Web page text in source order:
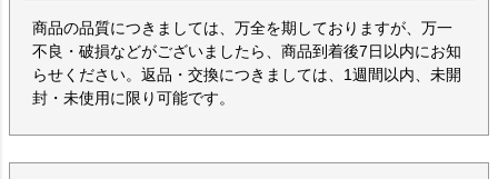
商品の品質につきましては、万全を期しておりますが、万一
不良・破損などがございましたら、商品到着後7日以内にお知
らせください。返品・交換につきましては、1週間以内、未開
封・未使用に限り可能です。